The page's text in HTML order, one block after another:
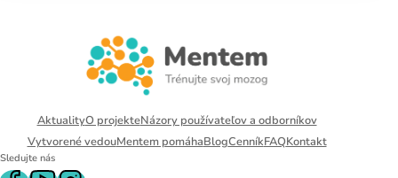
AktualityO projekteNázory používateľov a odborníkov
Vytvorené vedouMentem pomáhaBlogCenníkFAQKontakt
Sledujte nás